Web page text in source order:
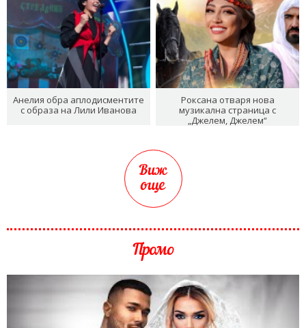
Анелия обра аплодисментите
с образа на Лили Иванова
Роксана отваря нова
музикална страница с
„Джелем, Джелем“
Виж
още
Промо